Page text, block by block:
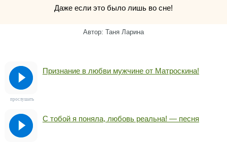
Даже если это было лишь во сне!
Автор: Таня Ларина
Признание в любви мужчине от Матроскина!
прослушать
С тобой я поняла, любовь реальна! — песня